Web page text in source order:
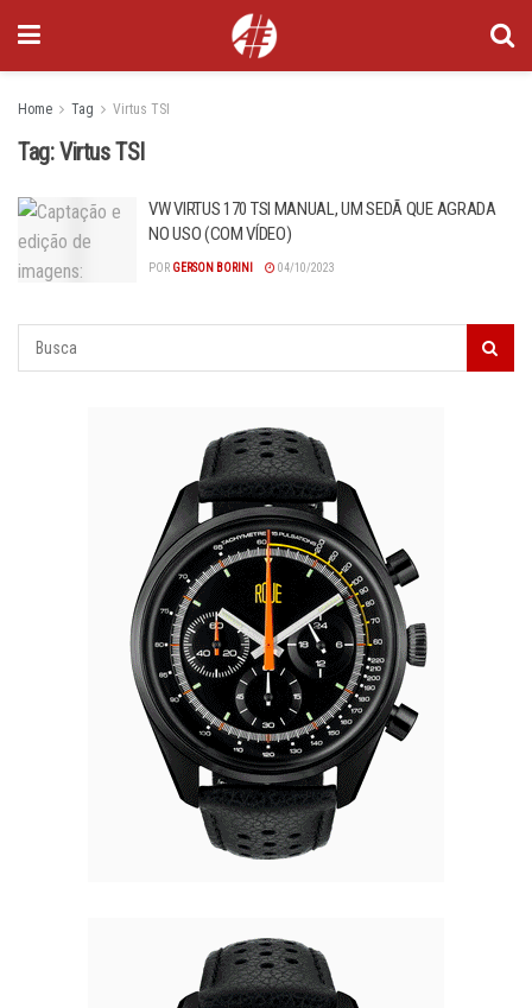
Home Tag Virtus TSI
Tag:Virtus TSI
VW VIRTUS 170 TSI MANUAL, UM SEDÃ QUE AGRADA
NO USO (COM VÍDEO)
POR GERSON BORINI 04/10/2023